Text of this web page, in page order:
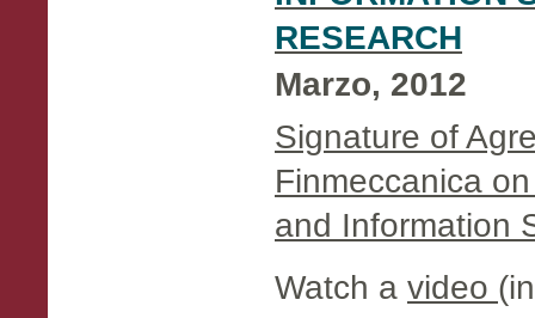
RESEARCH
Marzo, 2012
Signature of
Finmeccanica
and Information
Watch a video